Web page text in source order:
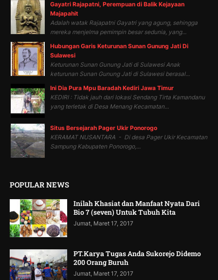
Gayatri Rajapatni, Perempuan di Balik Kejayaan
Majapahit
Adalah watak Rajapatni Gayatri yang agung, sehingga
mereka menjelma pemimpin besar sedunia, yang...
Hubungan Garis Keturunan Sunan Gunung Jati Di
Sulawesi
Keturunan Sunan Gunung Jati di Sulawesi Anak
keturunan Sunan Gunung Jati di Sulawesi berasal...
Ini Dia Pura Mpu Baradah Kediri Jawa Timur
KEDIRI : Tidak jauh dari lokasi Sendang Tirta Kamandanu
yang terletak di Desa Menang Kecamatan...
Situs Bersejarah Pager Ukir Ponorogo
KERAMAT NUSANTARA - Di desa Pager Ukir Kecamatan
Sampung Kabupaten Ponorogo,...
POPULAR NEWS
Inilah Khasiat dan Manfaat Nyata Dari
Bio 7 (seven) Untuk Tubuh Kita
Jumat, Maret 17, 2017
PT.Karya Tugas Anda Sukorejo Didemo
200 Orang Buruh
Jumat, Maret 17, 2017